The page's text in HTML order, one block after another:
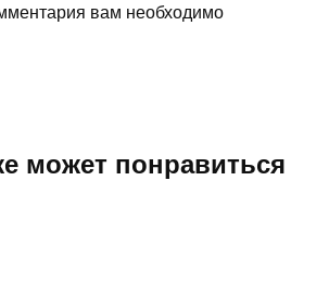
вам необходимо
может понравиться